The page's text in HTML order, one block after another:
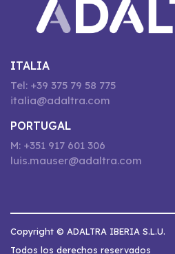
ITALIA
Tel: +39 375 79 58 775
italia@adaltra.com
PORTUGAL
M: +351 917 601 306
luis.mauser@adaltra.com
Copyright © ADALTRA IBERIA S.L.U.
Todos los derechos reservados